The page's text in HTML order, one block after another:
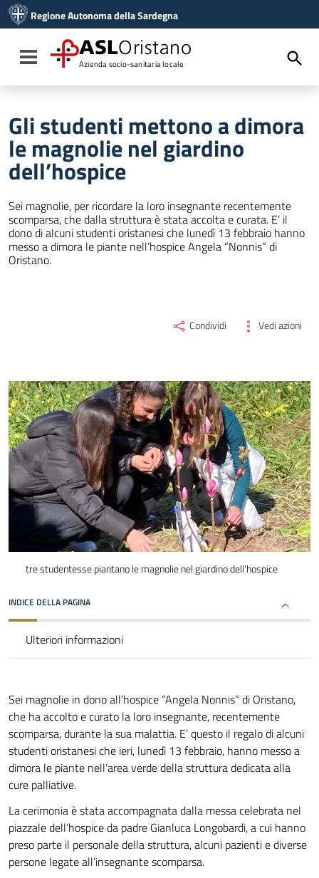
Vai al menu di navigazione
Vai al footer
Regione Autonoma della Sardegna
Toggle navigation
ASLOristano
Azienda socio-sanitaria locale
Gli studenti mettono a dimora
le magnolie nel giardino
dell’hospice
Sei magnolie, per ricordare la loro insegnante recentemente
scomparsa, che dalla struttura è stata accolta e curata. E’ il
dono di alcuni studenti oristanesi che lunedì 13 febbraio hanno
messo a dimora le piante nell’hospice Angela “Nonnis” di
Oristano.
Condividi Vedi azioni
tre studentesse piantano le magnolie nel giardino dell’hospice
INDICE DELLA PAGINA
Ulteriori informazioni
Sei magnolie in dono all’hospice “Angela Nonnis” di Oristano,
che ha accolto e curato la loro insegnante, recentemente
scomparsa, durante la sua malattia. E’ questo il regalo di alcuni
studenti oristanesi che ieri, lunedì 13 febbraio, hanno messo a
dimora le piante nell’area verde della struttura dedicata alla
cure palliative.
La cerimonia è stata accompagnata dalla messa celebrata nel
piazzale dell’hospice da padre Gianluca Longobardi, a cui hanno
preso parte il personale della struttura, alcuni pazienti e diverse
persone legate all’insegnante scomparsa.